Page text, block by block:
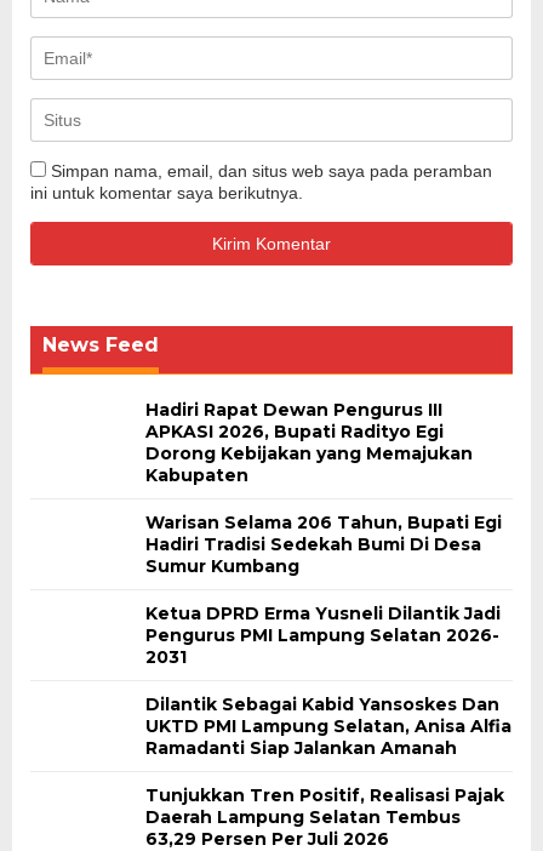
Simpan nama, email, dan situs web saya pada peramban
ini untuk komentar saya berikutnya.
News Feed
Hadiri Rapat Dewan Pengurus III
APKASI 2026, Bupati Radityo Egi
Dorong Kebijakan yang Memajukan
Kabupaten
Warisan Selama 206 Tahun, Bupati Egi
Hadiri Tradisi Sedekah Bumi Di Desa
Sumur Kumbang
Ketua DPRD Erma Yusneli Dilantik Jadi
Pengurus PMI Lampung Selatan 2026-
2031
Dilantik Sebagai Kabid Yansoskes Dan
UKTD PMI Lampung Selatan, Anisa Alfia
Ramadanti Siap Jalankan Amanah
Tunjukkan Tren Positif, Realisasi Pajak
Daerah Lampung Selatan Tembus
63,29 Persen Per Juli 2026